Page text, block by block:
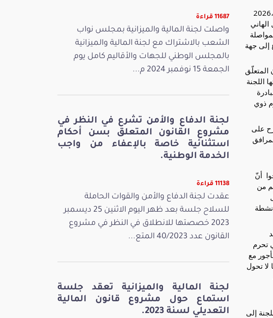
11687 قراءة
واصلت لجنة المالية والميزانية بمجلس نواب
الشعب بالاشتراك مع لجنة المالية والميزانية
بالمجلس الوطني للجهات والأقاليم كامل يوم
الجمعة 15 نوفمبر 2024 م...
لجنة الدفاع والأمن تشرع في النظر في
مشروع القانون المتعلق بسن أحكام
استثنائية خاصة بالإعفاء من واجب
الخدمة الوطنية.
11138 قراءة
عقدت لجنة الدفاع والأمن والقوات الحاملة
للسلاح جلسة بعد ظهر اليوم الاثنين 25 ديسمبر
2023 خصصتها للانطلاق في النظر في مشروع
القانون عدد 40/2023 المتع...
لجنة المالية والميزانية تعقد جلسة
استماع حول مشروع قانون المالية
التعديلي لسنة 2023.